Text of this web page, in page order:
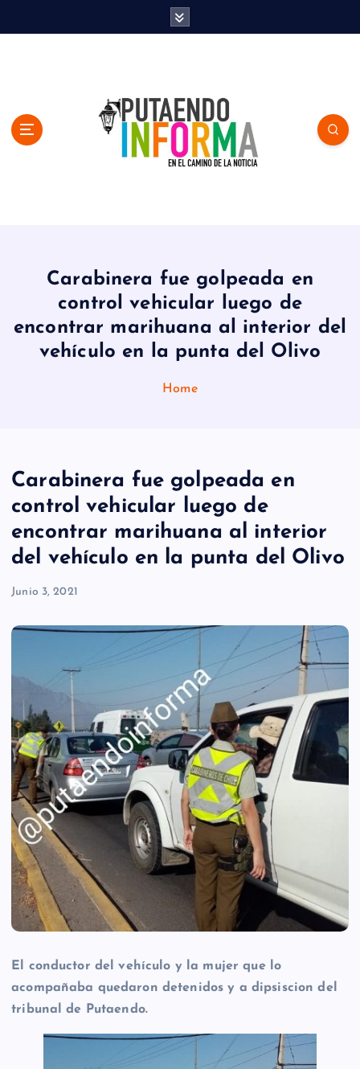
Carabinera fue golpeada en
control vehicular luego de
encontrar marihuana al interior del
vehículo en la punta del Olivo
Home
Carabinera fue golpeada en
control vehicular luego de
encontrar marihuana al interior
del vehículo en la punta del Olivo
Junio 3, 2021
El conductor del vehículo y la mujer que lo
acompañaba quedaron detenidos y a dipsiscion del
tribunal de Putaendo.